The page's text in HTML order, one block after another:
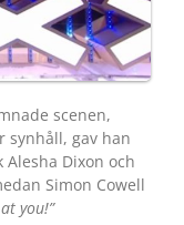
scenen,
synhåll, gav han
Alesha Dixon och
Simon Cowell
you!”